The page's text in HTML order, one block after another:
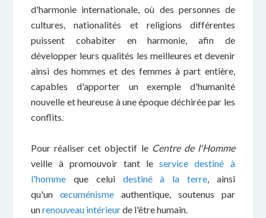
d'harmonie internationale, où des personnes de
cultures, nationalités et religions différentes
puissent cohabiter en harmonie, afin de
développer leurs qualités les meilleures et devenir
ainsi des hommes et des femmes à part entière,
capables d'apporter un exemple d'humanité
nouvelle et heureuse à une époque déchirée par les
conflits.
Pour réaliser cet objectif le Centre de l'Homme
veille à promouvoir tant leservice destiné à
l'homme que celui destiné à la terre, ainsi
qu'unœcuménisme authentique, soutenus par
unrenouveau intérieurde l'être humain.